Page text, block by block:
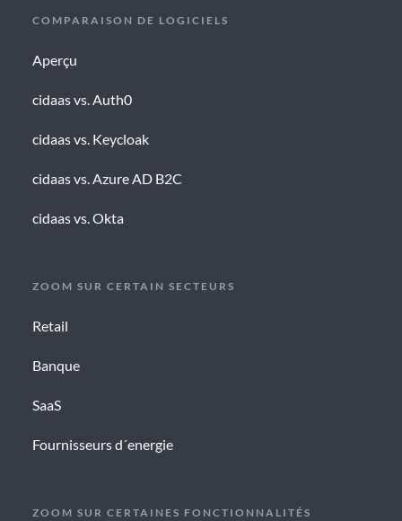
COMPARAISON DE LOGICIELS
Aperçu
cidaas vs. Auth0
cidaas vs. Keycloak
cidaas vs. Azure AD B2C
cidaas vs. Okta
ZOOM SUR CERTAIN SECTEURS
Retail
Banque
SaaS
Fournisseurs d´energie
ZOOM SUR CERTAINES FONCTIONNALITÉS